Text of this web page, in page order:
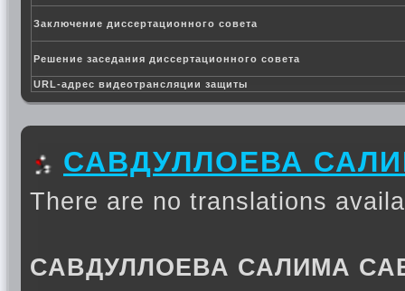
Заключение диссертационного совета
Решение заседания диссертационного совета
URL-адрес видеотрансляции защиты
САВДУЛЛОЕВА
There are no translations
САВДУЛЛОЕВА САЛИМА